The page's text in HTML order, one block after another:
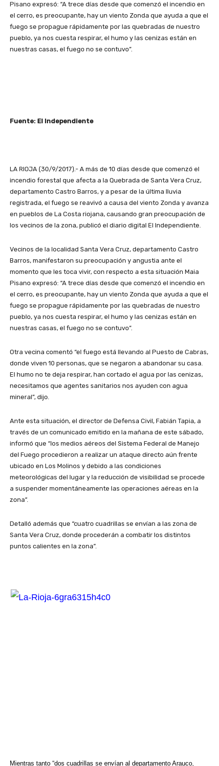
Pisano expresó: “A trece días desde que comenzó el incendio en
el cerro, es preocupante, hay un viento Zonda que ayuda a que el
fuego se propague rápidamente por las quebradas de nuestro
pueblo, ya nos cuesta respirar, el humo y las cenizas están en
nuestras casas, el fuego no se contuvo”.
Fuente: El Independiente
LA RIOJA (30/9/2017).- A más de 10 días desde que comenzó el
incendio forestal que afecta a la Quebrada de Santa Vera Cruz,
departamento Castro Barros, y a pesar de la última lluvia
registrada, el fuego se reavivó a causa del viento Zonda y avanza
en pueblos de La Costa riojana, causando gran preocupación de
los vecinos de la zona, publicó el diario digital El Independiente.
Vecinos de la localidad Santa Vera Cruz, departamento Castro
Barros, manifestaron su preocupación y angustia ante el
momento que les toca vivir, con respecto a esta situación Maia
Pisano expresó: “A trece días desde que comenzó el incendio en
el cerro, es preocupante, hay un viento Zonda que ayuda a que el
fuego se propague rápidamente por las quebradas de nuestro
pueblo, ya nos cuesta respirar, el humo y las cenizas están en
nuestras casas, el fuego no se contuvo”.
Otra vecina comentó “el fuego está llevando al Puesto de Cabras,
donde viven 10 personas, que se negaron a abandonar su casa.
El humo no te deja respirar, han cortado el agua por las cenizas,
necesitamos que agentes sanitarios nos ayuden con agua
mineral”, dijo.
Ante esta situación, el director de Defensa Civil, Fabián Tapia, a
través de un comunicado emitido en la mañana de este sábado,
informó que “los medios aéreos del Sistema Federal de Manejo
del Fuego procedieron a realizar un ataque directo aún frente
ubicado en Los Molinos y debido a las condiciones
meteorológicas del lugar y la reducción de visibilidad se procede
a suspender momentáneamente las operaciones aéreas en la
zona”.
Detalló además que “cuatro cuadrillas se envían a las zona​ de
Santa Vera Cruz, donde procederán a combatir los distintos
puntos calientes en la zona”.
Mientras tanto “dos cuadrillas se envían al departamento Arauco,